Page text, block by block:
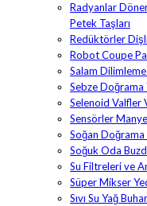
Radyanlar
Petek Taşları
Redüktörler
Robot Coupe
Salam
Sebze Doğrama
Selenoid Valfler
Sensörler
Soğan Doğrama
Soğuk Oda
Su Filtreleri ve
Süper Mikser
Sıvı Su Yağ